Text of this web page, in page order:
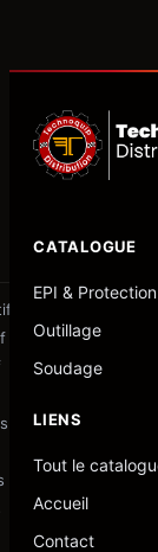
CATALOGUE
EPI & Protection
Outillage
Soudage
LIENS
Tout le
Accueil
Contact